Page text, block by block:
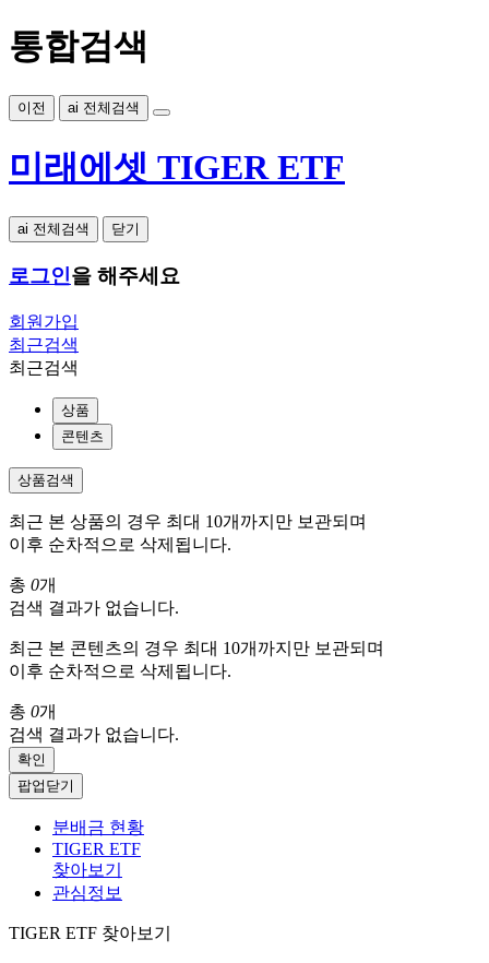
통합검색
이전 ai 전체검색
미래에셋 TIGER ETF
ai 전체검색 닫기
로그인을 해주세요
회원가입
최근검색
최근검색
상품
콘텐츠
상품검색
최근 본 상품의 경우 최대 10개까지만 보관되며
이후 순차적으로 삭제됩니다.
총 0개
검색 결과가 없습니다.
최근 본 콘텐츠의 경우 최대 10개까지만 보관되며
이후 순차적으로 삭제됩니다.
총 0개
검색 결과가 없습니다.
확인
팝업닫기
분배금 현황
TIGER ETF
찾아보기
관심정보
TIGER ETF 찾아보기